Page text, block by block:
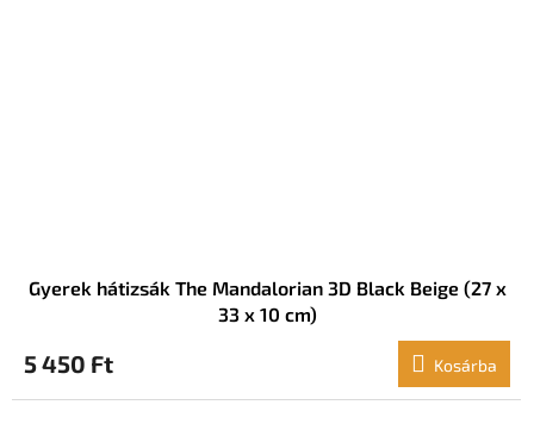
Gyerek hátizsák The Mandalorian 3D Black Beige (27 x
33 x 10 cm)
5 450 Ft Kosárba